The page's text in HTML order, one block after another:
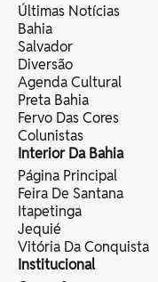
Últimas Notícias
Bahia
Salvador
Diversão
Agenda Cultural
Preta Bahia
Fervo Das Cores
Colunistas
Interior Da Bahia
Página Principal
Feira De Santana
Itapetinga
Jequié
Vitória Da Conquista
Institucional